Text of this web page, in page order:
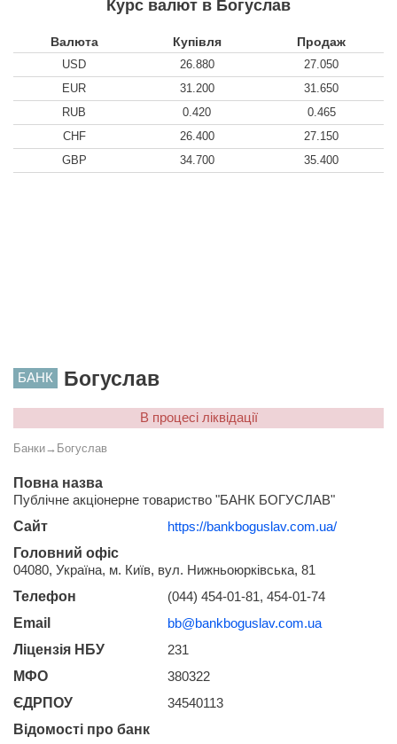
Курс валют в Богуслав
Валюта Купівля Продаж
USD 26.880
27.050
EUR
31.200
31.650
RUB
0.420
0.465
CHF
26.400
27.150
GBP
34.700 35.400
БАНК Богуслав
В процесі ліквідації
Банки→ Богуслав
Повна назва
Публічне акціонерне товариство "БАНК БОГУСЛАВ"
Сайт
https://bankboguslav.com.ua/
Головний офіс
04080, Україна, м. Київ, вул. Нижньоюрківська, 81
Телефон
(044) 454-01-81, 454-01-74
Email
bb@bankboguslav.com.ua
Ліцензія НБУ
231
МФО
380322
ЄДРПОУ
34540113
Відомості про банк